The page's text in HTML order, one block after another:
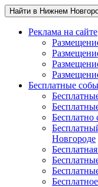
Найти в Нижнем
Реклама на сайте
Бесплатные
Новгороде